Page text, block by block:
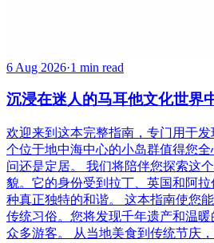
6 Aug 2026·1 min read
沉浸在迷人的马耳他文化世界
欢迎来到这本完整指南，专门用于
个位于地中海中心的小岛群值得您
问还是定居。 我们将陪伴您探索这
貌。它的身份受到拉丁、英国和阿
种真正独特的和谐。 这本指南使您
传统习俗。您将发现千年遗产和温
众多游客。 从当地美食到传统节庆